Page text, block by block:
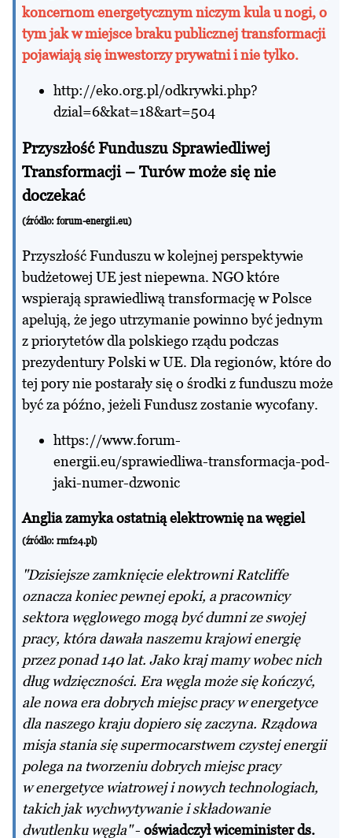
koncernom energetycznym niczym kula u nogi, o
tym jak w miejsce braku publicznej transformacji
pojawiają się inwestorzy prywatni i nie tylko.
http://eko.org.pl/odkrywki.php?
dzial=6&kat=18&art=504
Przyszłość Funduszu Sprawiedliwej
Transformacji – Turów może się nie
doczekać
(źródło: forum-energii.eu)
Przyszłość Funduszu w kolejnej perspektywie
budżetowej UE jest niepewna. NGO które
wspierają sprawiedliwą transformację w Polsce
apelują, że jego utrzymanie powinno być jednym
z priorytetów dla polskiego rządu podczas
prezydentury Polski w UE. Dla regionów, które do
tej pory nie postarały się o środki z funduszu może
być za późno, jeżeli Fundusz zostanie wycofany.
https://www.forum-
energii.eu/sprawiedliwa-transformacja-pod-
jaki-numer-dzwonic
Anglia zamyka ostatnią elektrownię na węgiel
(źródło: rmf24.pl)
"Dzisiejsze zamknięcie elektrowni Ratcliffe
oznacza koniec pewnej epoki, a pracownicy
sektora węglowego mogą być dumni ze swojej
pracy, która dawała naszemu krajowi energię
przez ponad 140 lat. Jako kraj mamy wobec nich
dług wdzięczności. Era węgla może się kończyć,
ale nowa era dobrych miejsc pracy w energetyce
dla naszego kraju dopiero się zaczyna. Rządowa
misja stania się supermocarstwem czystej energii
polega na tworzeniu dobrych miejsc pracy
w energetyce wiatrowej i nowych technologiach,
takich jak wychwytywanie i składowanie
dwutlenku węgla"- oświadczył wiceminister ds.